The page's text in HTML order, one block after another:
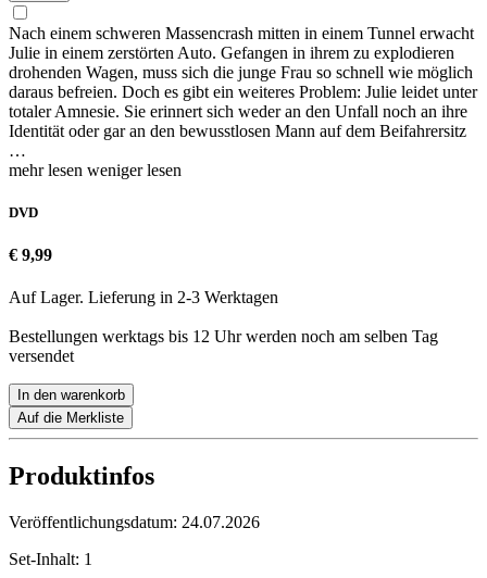
Nach einem schweren Massencrash mitten in einem Tunnel erwacht
Julie in einem zerstörten Auto. Gefangen in ihrem zu explodieren
drohenden Wagen, muss sich die junge Frau so schnell wie möglich
daraus befreien. Doch es gibt ein weiteres Problem: Julie leidet unter
totaler Amnesie. Sie erinnert sich weder an den Unfall noch an ihre
Identität oder gar an den bewusstlosen Mann auf dem Beifahrersitz
…
mehr lesen weniger lesen
DVD
€ 9,99
Auf Lager. Lieferung in 2-3 Werktagen
Bestellungen werktags bis 12 Uhr werden noch am selben Tag
versendet
In den warenkorb
Auf die Merkliste
Produktinfos
Veröffentlichungsdatum: 24.07.2026
Set-Inhalt: 1